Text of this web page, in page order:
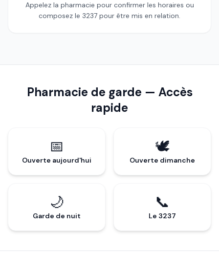
Appelez la pharmacie pour confirmer les horaires ou
composez le 3237 pour être mis en relation.
Pharmacie de garde — Accès
rapide
📅
Ouverte aujourd'hui
🕊️
Ouverte dimanche
🌙
Garde de nuit
📞
Le 3237